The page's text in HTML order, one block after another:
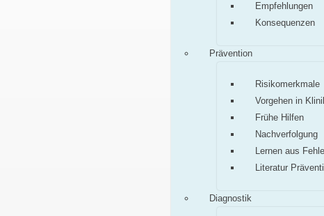
Empfehlungen
Konsequenzen
Prävention
Risikomerkmale
Vorgehen in
Frühe Hilfen
Nachverfolgung
Lernen aus
Literatur
Diagnostik